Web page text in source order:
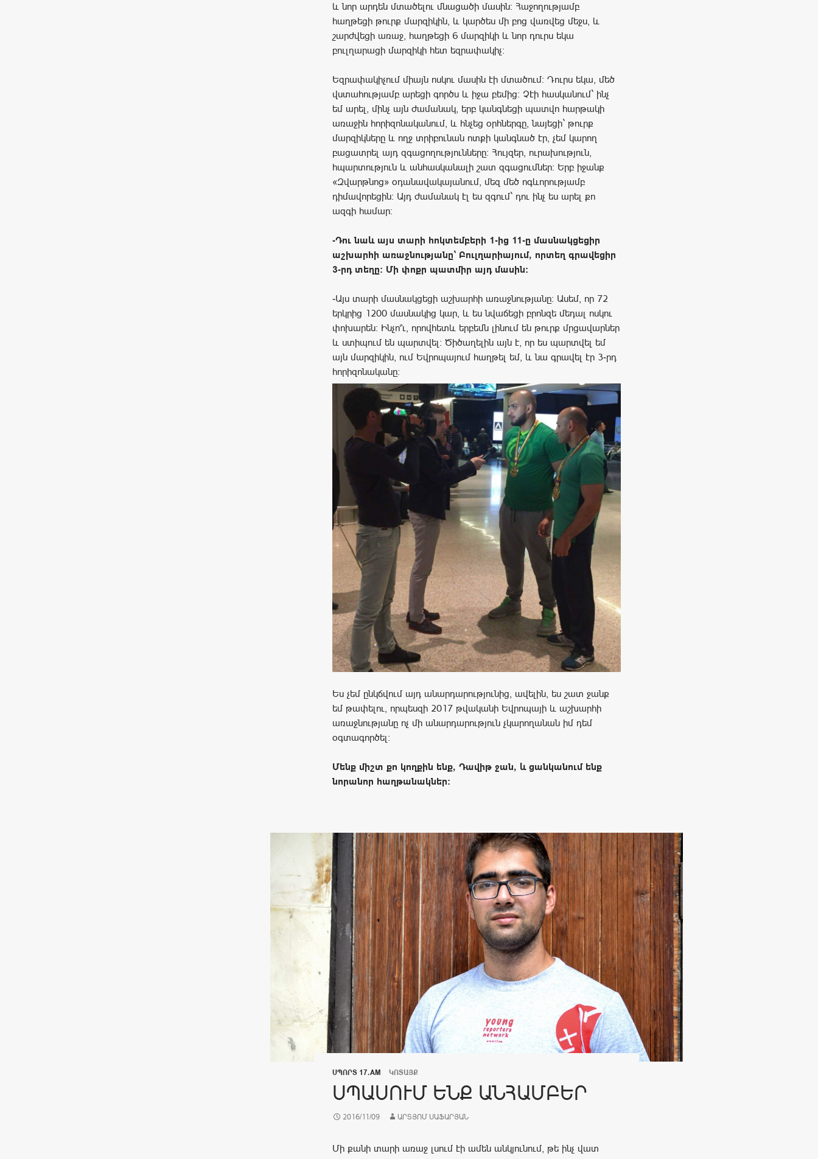
և նոր արդեն մտածելու մնացածի մասին: Հաջողությամբ
հաղթեցի թուրք մարզիկին, և կարծես մի բոց վառվեց մեջս, և
շարժվեցի առաջ, հաղթեցի 6 մարզիկի և նոր դուրս եկա
բուլղարացի մարզիկի հետ եզրափակիչ:
Եզրափակիչում միայն ոսկու մասին էի մտածում: Դուրս եկա, մեծ
վստահությամբ արեցի գործս և իջա բեմից: Չէի հասկանում` ինչ
եմ արել, մինչ այն ժամանակ, երբ կանգնեցի պատվո հարթակի
առաջին հորիզոնականում, և հնչեց օրհներգը, նայեցի` թուրք
մարզիկները և ողջ տրիբունան ոտքի կանգնած էր, չեմ կարող
բացատրել այդ զգացողությունները: Հույզեր, ուրախություն,
հպարտություն և անհասկանալի շատ զգացումներ: Երբ իջանք
«Զվարթնոց» օդանավակայանում, մեզ մեծ ոգևորությամբ
դիմավորեցին: Այդ ժամանակ էլ ես զգում` դու ինչ ես արել քո
ազգի համար:
-Դու նաև այս տարի հոկտեմբերի 1-ից 11-ը մասնակցեցիր
աշխարհի առաջնությանը՝ Բուլղարիայում, որտեղ գրավեցիր
3-րդ տեղը: Մի փոքր պատմիր այդ մասին:
-Այս տարի մասնակցեցի աշխարհի առաջնությանը: Ասեմ, որ 72
երկրից 1200 մասնակից կար, և ես նվաճեցի բրոնզե մեդալ ոսկու
փոխարեն: Ինչո՞ւ, որովհետև երբեմն լինում են թուրք մրցավարներ
և ստիպում են պարտվել: Ծիծաղելին այն է, որ ես պարտվել եմ
այն մարզիկին, ում Եվրոպայում հաղթել եմ, և նա գրավել էր 3-րդ
հորիզոնականը:
Ես չեմ ընկճվում այդ անարդարությունից, ավելին, ես շատ ջանք
եմ թափելու, որպեսզի 2017 թվականի Եվրոպայի և աշխարհի
առաջնությանը ոչ մի անարդարություն չկարողանան իմ դեմ
օգտագործել:
Մենք միշտ քո կողքին ենք, Դավիթ ջան, և ցանկանում ենք
նորանոր հաղթանակներ:
ՍՊՈՐՏ 17.AM ԿՈՏԱՅՔ
ՍՊԱՍՈՒՄ ԵՆՔ ԱՆՀԱՄԲԵՐ
2016/11/09 ԱՐՏՅՈՄ ՍԱՖԱՐՅԱՆ
Մի քանի տարի առաջ լսում էի ամեն անկյունում, թե ինչ վատ